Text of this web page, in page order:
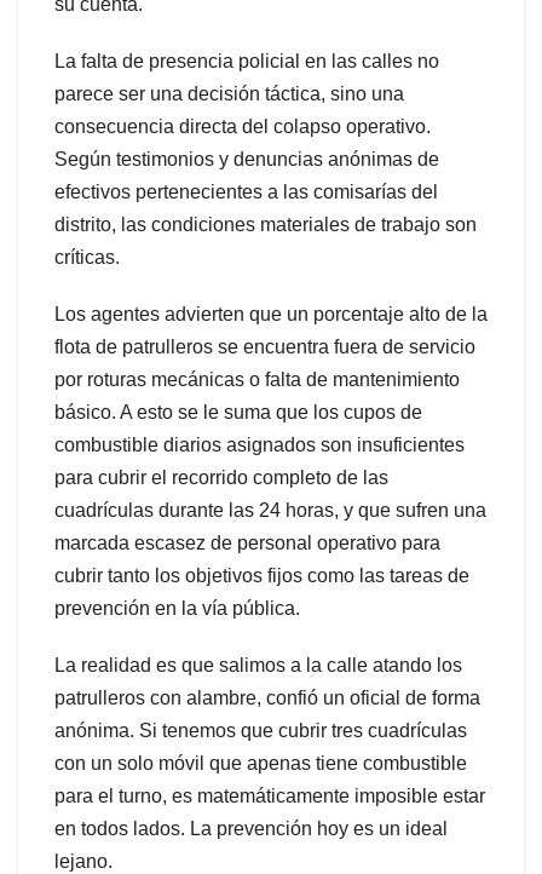
su cuenta.
La falta de presencia policial en las calles no
parece ser una decisión táctica, sino una
consecuencia directa del colapso operativo.
Según testimonios y denuncias anónimas de
efectivos pertenecientes a las comisarías del
distrito, las condiciones materiales de trabajo son
críticas.
Los agentes advierten que un porcentaje alto de la
flota de patrulleros se encuentra fuera de servicio
por roturas mecánicas o falta de mantenimiento
básico. A esto se le suma que los cupos de
combustible diarios asignados son insuficientes
para cubrir el recorrido completo de las
cuadrículas durante las 24 horas, y que sufren una
marcada escasez de personal operativo para
cubrir tanto los objetivos fijos como las tareas de
prevención en la vía pública.
La realidad es que salimos a la calle atando los
patrulleros con alambre, confió un oficial de forma
anónima. Si tenemos que cubrir tres cuadrículas
con un solo móvil que apenas tiene combustible
para el turno, es matemáticamente imposible estar
en todos lados. La prevención hoy es un ideal
lejano.